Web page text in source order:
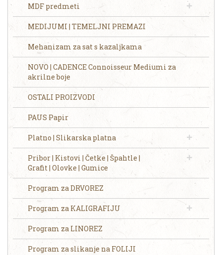
MDF predmeti
MEDIJUMI | TEMELJNI PREMAZI
Mehanizam za sat s kazaljkama
NOVO | CADENCE Connoisseur Mediumi za
akrilne boje
OSTALI PROIZVODI
PAUS Papir
Platno | Slikarska platna
Pribor | Kistovi | Četke | Špahtle |
Grafit | Olovke | Gumice
Program za DRVOREZ
Program za KALIGRAFIJU
Program za LINOREZ
Program za slikanje na FOLIJI